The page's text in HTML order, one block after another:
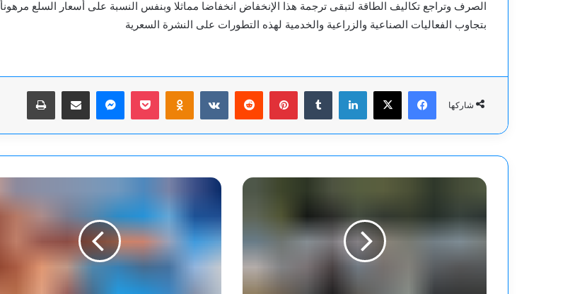
الصرف وتراجع تكاليف الطاقة لتبقى ترجمة هذا الإنخفاض انخفاضا مماثلا وبنفس النسبة على أسعار السلع مرهونأ
بتجاوب الفعاليات الصناعية والزراعية والخدمية لهذه التطورات على النشرة السعرية
شاركها
فيسبوك
‫X لينكدإن بينتيريست Odnoklassniki
‫Pocketماسنجرمشاركة عبر البريد طباعة
إسرائيل..
في
منتجات
مستوى
السكر
في